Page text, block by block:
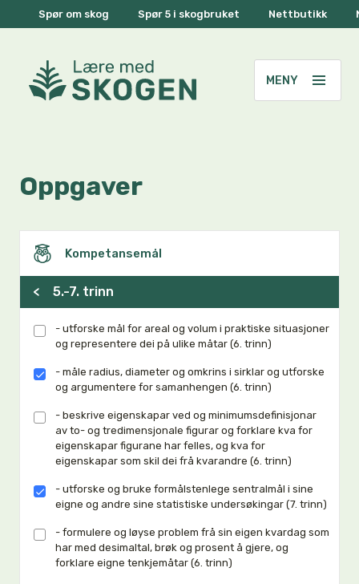
Spør om skog Spør 5 i skogbruket Nettbutikk
Oppgaver
Kompetansemål
< 5.-7. trinn
- utforske mål for areal og volum i praktiske situasjoner
og representere dei på ulike måtar (6. trinn)
- måle radius, diameter og omkrins i sirklar og utforske
og argumentere for samanhengen (6. trinn)
- beskrive eigenskapar ved og minimumsdefinisjonar
av to- og tredimensjonale figurar og forklare kva for
eigenskapar figurane har felles, og kva for
eigenskapar som skil dei frå kvarandre (6. trinn)
- utforske og bruke formålstenlege sentralmål i sine
eigne og andre sine statistiske undersøkingar (7. trinn)
- formulere og løyse problem frå sin eigen kvardag som
har med desimaltal, brøk og prosent å gjere, og
forklare eigne tenkjemåtar (6. trinn)